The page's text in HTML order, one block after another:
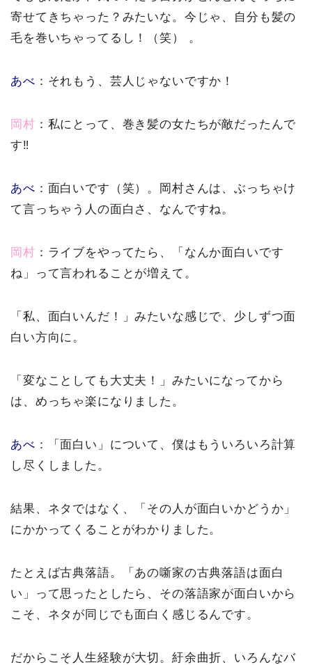
寄せてきちゃった？みたいな。今じゃ、自分も髪の
毛を巻いちゃってるし！（笑） 。
あべ ：それもう、芸人じゃないですか！
岡村 ：私にとって、巻き髪の女たちが敵だったんで
す‼︎
あべ ：面白いです（笑）。岡村さんは、ぶっちゃけ
て言っちゃう人の面白さ、なんですね。
岡村 ：ライブをやってたら、「なんか面白いです
ね」って言われることが増えて。
「私、面白いんだ！」みたいな感じで、少しずつ面
白い方向に。
「変なことしても大丈夫！」みたいになってから
は、めっちゃ楽になりました。
あべ ：「面白い」について、僕はもういろいろ計算
し尽くしました。
結果、ネタではなく、「その人が面白いかどうか」
にかかってくることがわかりました。
たとえば古典落語。「あの噺家の古典落語は面白
い」って思ったとしたら、その落語家が面白いから
こそ、ネタが同じでも面白く感じるんです。
だからこそ人生経験が大切。紆余曲折、いろんなバ